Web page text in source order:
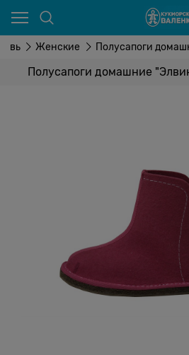
Женские Полусапоги
Полусапоги домашние